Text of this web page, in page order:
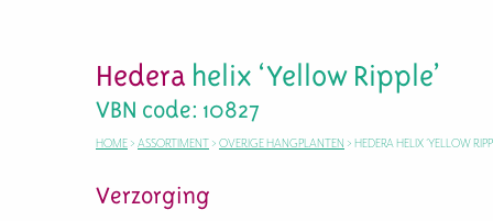
Hedera helix ‘Yellow Ripple’
VBN code: 10827
HOME > ASSORTIMENT > OVERIGE HANGPLANTEN > HEDERA HELIX ‘YELLOW
Verzorging